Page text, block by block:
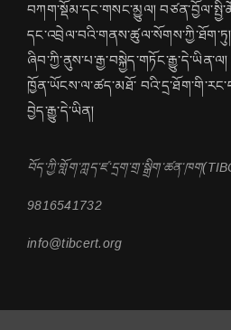
བཀག་སྡོམ་དང་གསང་མྱུལ།
ཁྱོན་ཡོངས་ལ་ཚད་མཐོ་
བྱེད་རྒྱུ་དེ་ཡིན།
9816541732
info@tibcert.org